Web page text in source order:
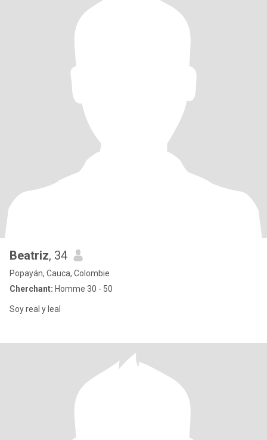
Beatriz, 34
Popayán, Cauca, Colombie
Cherchant: Homme 30 - 50
Soy real y leal